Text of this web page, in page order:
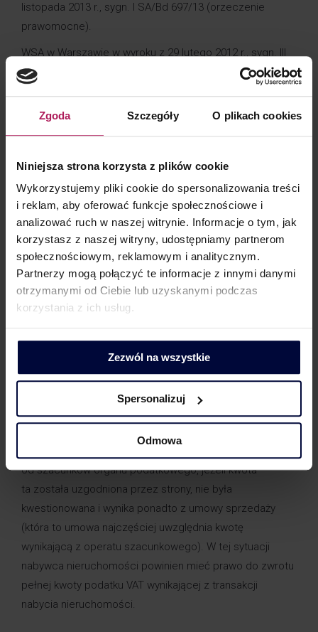
Zgoda Szczegóły O plikach cookies
Niniejsza strona korzysta z plików cookie
Wykorzystujemy pliki cookie do spersonalizowania treści
i reklam, aby oferować funkcje społecznościowe i
analizować ruch w naszej witrynie. Informacje o tym, jak
korzystasz z naszej witryny, udostępniamy partnerom
społecznościowym, reklamowym i analitycznym.
Partnerzy mogą połączyć te informacje z innymi danymi
otrzymanymi od Ciebie lub uzyskanymi podczas
korzystania z ich usług.
Zezwól na wszystkie
Spersonalizuj
Odmowa
listopada 2013 r., sygn. I SA/Bd 697/13 (orzeczenie
prawomocne).
WSA w Warszawie w wyroku z 29 lutego 2012 r., sygn. III
SA/Wa 1729/11 (orzeczenie prawomocne) wskazał
że szacunkowa wartość przedmiotu sprzedaży jest niższa
wykonania, czego skutkiem jest wydanie przedmiotu
sprzedaży i zapłata ceny wynikającej z faktury, choćby
nawet była ona zawyżona.Istnieje bowiem zasadnicza
różnica pomiędzy “kwotą faktury zgodną
z rzeczywistością” a ustaloną przez biegłego “szacunkową
wartością przedmiotu sprzedaży”.
Biorąc pod uwagę wykładnię przepisu oraz ww.
orzeczenia, na zadane wyżej pytania należy
odpowiedzieć przecząco. W omawianej sprawie faktura
nie ma podstawy do zastosowania ograniczenia prawa
do odliczenia podatku naliczonego na podstawie art. 88
ust. 3a pkt 4 lit. b) ustawy o VAT.
od szacunków organu podatkowego, jeżeli kwota
ta została uzgodniona przez strony, nie była
kwestionowana i wynika ponadto z umowy sprzedaży
(która to umowa najczęściej uwzględnia kwotę
wynikającą z operatu szacunkowego). W tej sytuacji
nabywca nieruchomości powinien mieć prawo do zwrotu
pełnej kwoty podatku VAT wynikającej z transakcji
nabycia nieruchomości.